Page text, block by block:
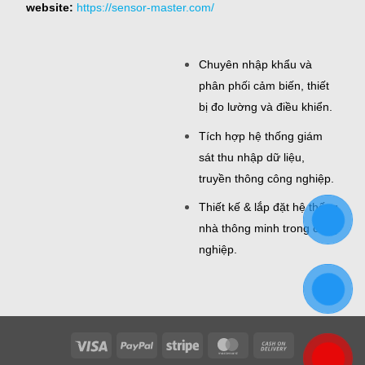
website: https://sensor-master.com/
Chuyên nhập khẩu và
phân phối cảm biến, thiết
bị đo lường và điều khiển.
Tích hợp hệ thống giám
sát thu nhập dữ liệu,
truyền thông công nghiệp.
Thiết kế & lắp đặt hệ thống
nhà thông minh trong công
nghiệp.
Visa PayPal Stripe MasterCardCash